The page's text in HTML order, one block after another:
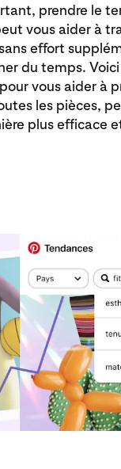
prendre le
vous aider à
effort
du temps.
vous aider à
les pièces,
plus efficace